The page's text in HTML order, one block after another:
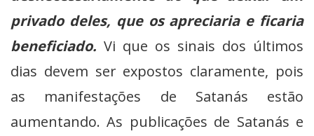
privado deles, que os apreciaria e ficaria
beneficiado. Vi que os sinais dos últimos
dias devem ser expostos claramente, pois
as manifestações de Satanás estão
aumentando. As publicações de Satanás e